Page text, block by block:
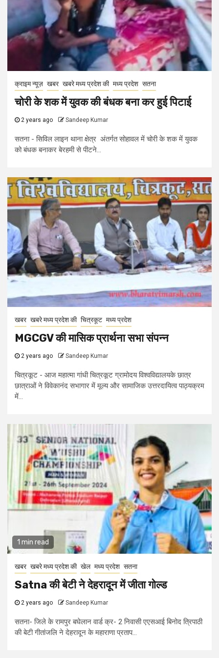
क्राइम न्यूज़ खबर खबरे मध्य प्रदेश की मध्य प्रदेश सतना
चोरी के शक में युवक की बंधक बना कर हुई पिटाई
2 years ago Sandeep Kumar
सतना - सिविल लाइन थाना क्षेत्र अंतर्गत सोहावल में चोरी के शक में युवक
को बंधक बनाकर बेरहमी से पीटने...
खबर खबरे मध्य प्रदेश की चित्रकूट मध्य प्रदेश
MGCGV की मासिक प्रार्थना सभा संपन्न
2 years ago Sandeep Kumar
चित्रकूट - आज महात्मा गांधी चित्रकूट ग्रामोदय विश्वविद्यालयके छात्र
छात्राओं ने विवेकानंद सभागार में मूल्य और सामाजिक उत्तरदायित्व पाठ्यक्रम
में...
1 min read
खबर खबरे मध्य प्रदेश की खेल मध्य प्रदेश सतना
Satna की बेटी ने देहरादून में जीता गोल्ड
2 years ago Sandeep Kumar
सतना- जिले के रामपुर बघेलान वार्ड क्र- 2 निवासी एएसआई बिनोद त्रिपाठी
की बेटी गीतांजलि ने देहरादून के महाराणा प्रताप...